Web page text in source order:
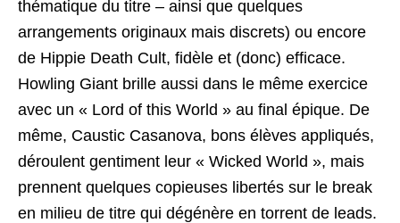
thématique du titre – ainsi que quelques
arrangements originaux mais discrets) ou encore
de Hippie Death Cult, fidèle et (donc) efficace.
Howling Giant brille aussi dans le même exercice
avec un « Lord of this World » au final épique. De
même, Caustic Casanova, bons élèves appliqués,
déroulent gentiment leur « Wicked World », mais
prennent quelques copieuses libertés sur le break
en milieu de titre qui dégénère en torrent de leads.